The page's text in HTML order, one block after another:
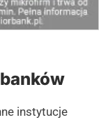
instytucje